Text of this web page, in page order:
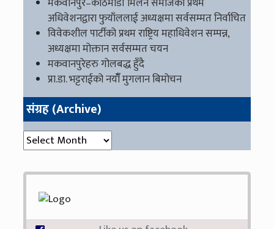
अधिवेशनद्वारा फुयाँललाई अध्यक्षमा सर्वसम्मत निर्वाचित
विवेकशील पार्टीको प्रथम राष्ट्रिय महाधिवेशन सम्पन्न,
अध्यक्षमा मोक्तान सर्वसम्मत चयन
मकवानपुरेहरु गोलबद्ध हुँदै
प्रा.डा. भट्टराईको नयाँँ मुगलान बिमोचन
संग्रह (Archive)
संग्रह (Archive)